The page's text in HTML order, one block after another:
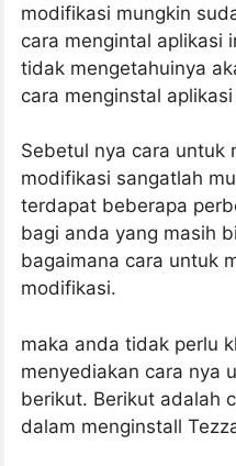
modifikasi mungkin
cara mengintal aplikasi
tidak mengetahuinya
cara menginstal
Sebetul nya cara untuk
modifikasi sangatlah
terdapat beberapa
bagi anda yang masih
bagaimana cara untuk
modifikasi.
maka anda tidak perlu
menyediakan cara nya
berikut. Berikut adalah
dalam menginstall